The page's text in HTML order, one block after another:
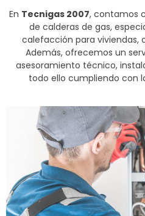
En Tecnigas 2007, contamos
de calderas de gas,
calefacción para viviendas,
Además, ofrecemos un
asesoramiento técnico,
todo ello cumpliendo con